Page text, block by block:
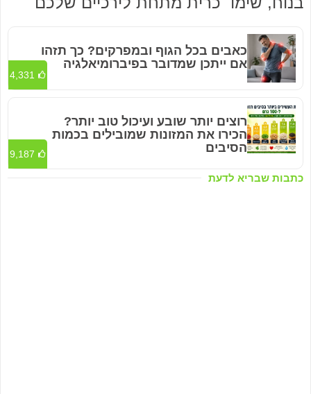
כתבות שבריא לדעת
כאבים בכל הגוף ובמפרקים? כך תזהו
אם ייתכן שמדובר בפיברומיאלגיה
4,331
רוצים יותר שובע ועיכול טוב יותר?
הכירו את המזונות שמובילים בכמות
הסיבים
9,187